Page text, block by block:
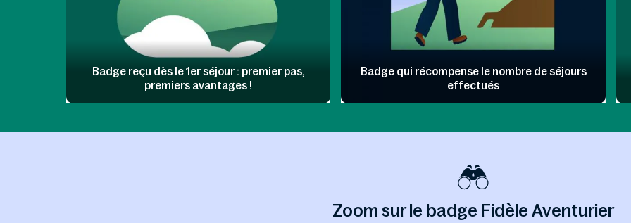
Badge reçu dès le 1er séjour : premier pas,
premiers avantages !
Badge qui récompense le nombre de séjours
effectués
Zoom sur le badge Fidèle Aventurier